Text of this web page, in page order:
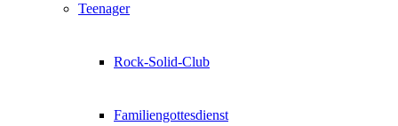
Teenager
Rock-Solid-Club
Familiengottesdienst